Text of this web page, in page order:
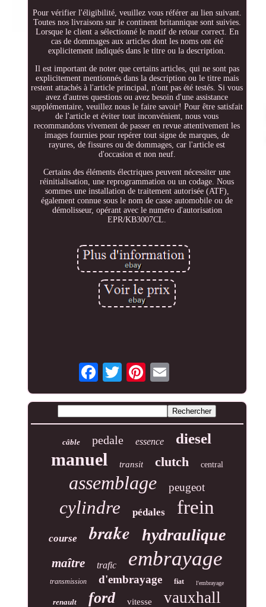
Pour vérifier l'éligibilité, veuillez vous référer au lien suivant.
Toutes nos livraisons sur le continent britannique sont suivies.
Lorsque le client a sélectionné le motif de retour correct. En
cas de dommages aux articles dont les noms ont été
explicitement indiqués dans le titre ou la description.
Il est important de noter que certains articles, qui ne sont pas
explicitement mentionnés dans la description ou le titre mais
restent attachés à l'article principal, n'ont pas été testés. Si vous
avez d'autres questions ou avez besoin d'une assistance
supplémentaire, veuillez nous le faire savoir! Pour être satisfait
de l'article et éviter tout inconvénient, nous vous
recommandons vivement de passer en revue attentivement les
images fournies pour repérer tout signe de marques, de
rayures, de fissures ou de dommages, car l'article est
d'occasion et non neuf.
Certains des éléments électriques peuvent nécessiter une
réinitialisation, une reprogrammation ou un codage. Nous
sommes une installation de traitement autorisée (ATF),
également connue sous le nom de casse automobile ou de
démolisseur, opérant avec le numéro d'autorisation
EPR/KB3007CL.
câble pedale essence diesel
manuel transit clutch central
assemblage peugeot
cylindre pédales frein
course brake hydraulique
maître trafic embrayage
transmission d'embrayage fiat l'embrayage
renault ford vitesse vauxhall